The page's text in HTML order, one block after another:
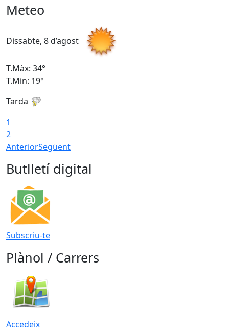
Meteo
Dissabte, 8 d’agost
T.Màx: 34°
T.Min: 19°
Tarda
1
2
AnteriorSegüent
Butlletí digital
Subscriu-te
Plànol / Carrers
Accedeix